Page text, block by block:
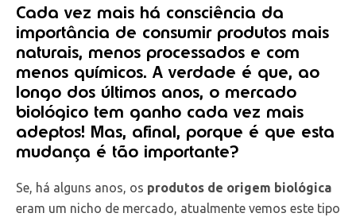
Cada vez mais há consciência da
importância de consumir produtos mais
naturais, menos processados e com
menos químicos. A verdade é que, ao
longo dos últimos anos, o mercado
biológico tem ganho cada vez mais
adeptos! Mas, afinal, porque é que esta
mudança é tão importante?
Se, há alguns anos, os produtos de origem biológica
eram um nicho de mercado, atualmente vemos este tipo